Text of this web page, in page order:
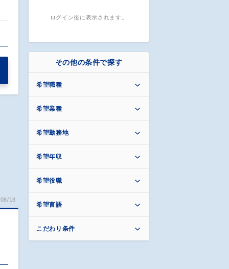
18
ログイン後に表示されます。
その他の条件で探す
希望職種
希望業種
希望勤務地
希望年収
希望役職
希望言語
こだわり条件